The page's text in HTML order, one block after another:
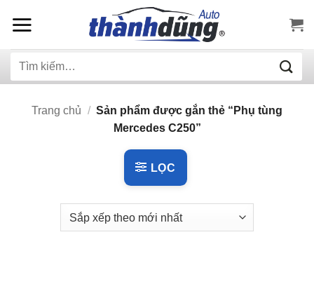
qua
dung
Tìm
Trang chủ / Sản phẩm được gắn thẻ “Phụ tùng
Mercedes C250”
LỌC